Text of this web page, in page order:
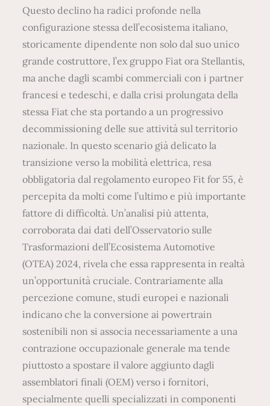
Questo declino ha radici profonde nella
configurazione stessa dell’ecosistema italiano,
storicamente dipendente non solo dal suo unico
grande costruttore, l’ex gruppo Fiat ora Stellantis,
ma anche dagli scambi commerciali con i partner
francesi e tedeschi, e dalla crisi prolungata della
stessa Fiat che sta portando a un progressivo
decommissioning delle sue attività sul territorio
nazionale. In questo scenario già delicato la
transizione verso la mobilità elettrica, resa
obbligatoria dal regolamento europeo Fit for 55, è
percepita da molti come l’ultimo e più importante
fattore di difficoltà. Un’analisi più attenta,
corroborata dai dati dell’Osservatorio sulle
Trasformazioni dell’Ecosistema Automotive
(OTEA) 2024, rivela che essa rappresenta in realtà
un’opportunità cruciale. Contrariamente alla
percezione comune, studi europei e nazionali
indicano che la conversione ai powertrain
sostenibili non si associa necessariamente a una
contrazione occupazionale generale ma tende
piuttosto a spostare il valore aggiunto dagli
assemblatori finali (OEM) verso i fornitori,
specialmente quelli specializzati in componenti